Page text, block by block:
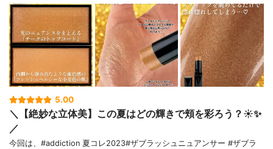
5.00
＼【絶妙な立体美】この夏はどの輝きで頬を彩ろう？☀️✨
／
今回は、#addiction 夏コレ2023#ザブラッシュニュアンサー #ザブラ